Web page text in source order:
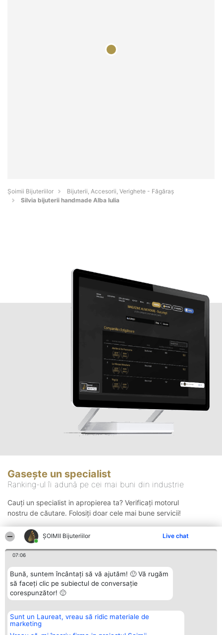
ŞOIMII Bijuteriilor Live chat
07:06
Bună, suntem încântați să vă ajutăm! 🙂 Vă rugăm
să faceți clic pe subiectul de conversație
corespunzător! 🙂
Sunt un Laureat, vreau să ridic materiale de
marketing
Şoimii Bijuteriilor
Bijuterii, Accesorii, Verighete - Făgăraş
Silvia bijuterii handmade Alba Iulia
Gasește un specialist
Ranking-ul îi adună pe cei mai buni din industrie
Cauți un specialist in apropierea ta? Verificați motorul
nostru de căutare. Folosiți doar cele mai bune servicii!
Organizator Ranking
BRIGHT SOLUTIONS BR SRL
Aleea Timisul De Sus 2 Bl. A30
Plebiscyt
Lista Tuturor
Contact